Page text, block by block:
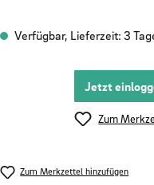
Verfügbar, Lieferzeit: 3
Jetzt
Zum
Zum Merkzettel hinzufügen